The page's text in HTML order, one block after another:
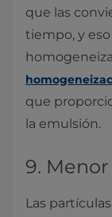
que las
tiempo, y
que
la emulsión.
9.
Las